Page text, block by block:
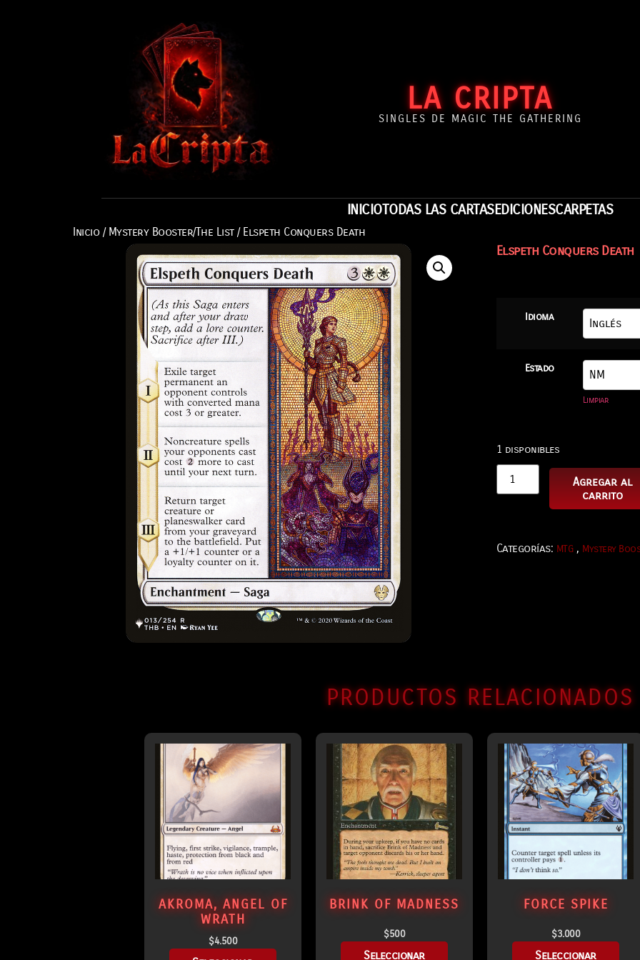
LA CRIPTA
SINGLES DE MAGIC THE GATHERING
INICIOTODAS LAS CARTASEDICIONESCARPETAS
Inicio/ Mystery Booster/The List/ Elspeth Conquers Death
Elspeth Conquers Death
Idioma
Estado
Limpiar
1 disponibles
Agregar al
carrito
Categorías: MTG , Mystery
PRODUCTOS RELACIONADOS
AKROMA, ANGEL OF
WRATH
$4.500
BRINK OF MADNESS
$500
Seleccionar
FORCE SPIKE
$3.000
Seleccionar